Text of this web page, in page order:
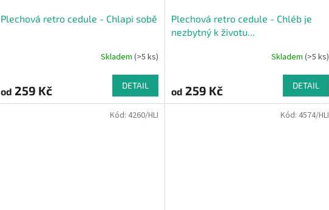
Plechová retro cedule - Chlapi sobě
Skladem (>5 ks)
od 259 Kč DETAIL
Plechová retro cedule - Chléb je
nezbytný k životu...
Skladem (>5 ks)
od 259 Kč DETAIL
Kód: 4260/HLI Kód: 4574/HLI